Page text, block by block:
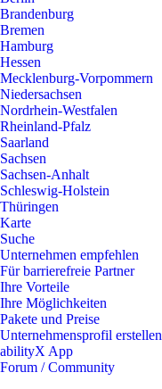
Brandenburg
Bremen
Hamburg
Hessen
Mecklenburg-Vorpommern
Niedersachsen
Nordrhein-Westfalen
Rheinland-Pfalz
Saarland
Sachsen
Sachsen-Anhalt
Schleswig-Holstein
Thüringen
Karte
Suche
Unternehmen empfehlen
Für barrierefreie Partner
Ihre Vorteile
Ihre Möglichkeiten
Pakete und Preise
Unternehmensprofil erstellen
abilityX App
Forum / Community